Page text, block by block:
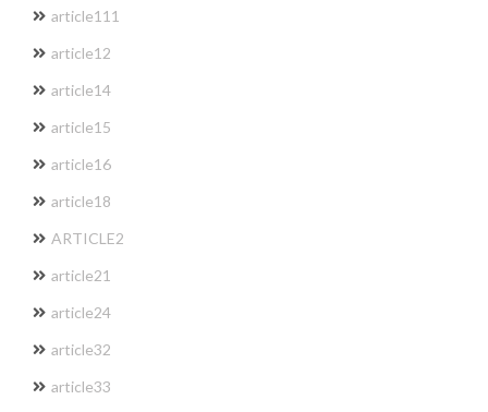
article111
article12
article14
article15
article16
article18
ARTICLE2
article21
article24
article32
article33